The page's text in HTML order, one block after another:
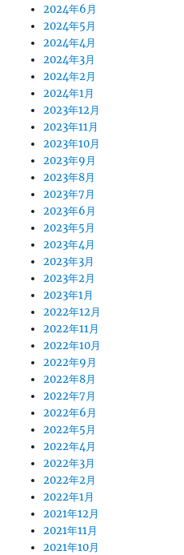
2024年6月
2024年5月
2024年4月
2024年3月
2024年2月
2024年1月
2023年12月
2023年11月
2023年10月
2023年9月
2023年8月
2023年7月
2023年6月
2023年5月
2023年4月
2023年3月
2023年2月
2023年1月
2022年12月
2022年11月
2022年10月
2022年9月
2022年8月
2022年7月
2022年6月
2022年5月
2022年4月
2022年3月
2022年2月
2022年1月
2021年12月
2021年11月
2021年10月